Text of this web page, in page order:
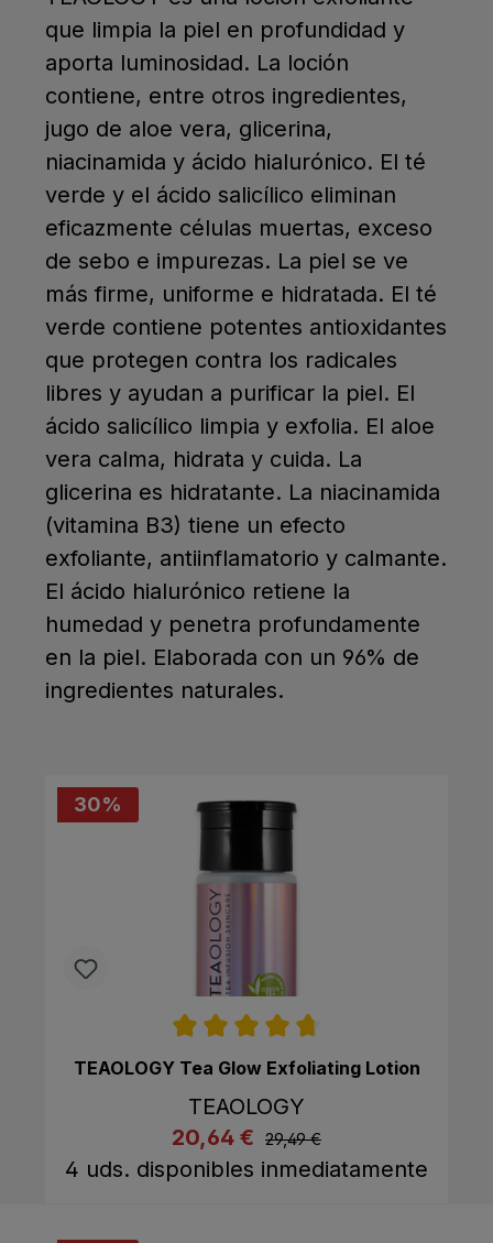
que limpia la piel en profundidad y
aporta luminosidad. La loción
contiene, entre otros ingredientes,
jugo de aloe vera, glicerina,
niacinamida y ácido hialurónico. El té
verde y el ácido salicílico eliminan
eficazmente células muertas, exceso
de sebo e impurezas. La piel se ve
más firme, uniforme e hidratada. El té
verde contiene potentes antioxidantes
que protegen contra los radicales
libres y ayudan a purificar la piel. El
ácido salicílico limpia y exfolia. El aloe
vera calma, hidrata y cuida. La
glicerina es hidratante. La niacinamida
(vitamina B3) tiene un efecto
exfoliante, antiinflamatorio y calmante.
El ácido hialurónico retiene la
humedad y penetra profundamente
en la piel. Elaborada con un 96% de
ingredientes naturales.
30%
Calificación promedio de 4.7 de 5
TEAOLOGY Tea Glow Exfoliating Lotion
TEAOLOGY
listing.listPriceLabel
20,64 € listing.regularPriceLabel
29,49 €
4 uds. disponibles inmediatamente
Comprar ahora A la cesta